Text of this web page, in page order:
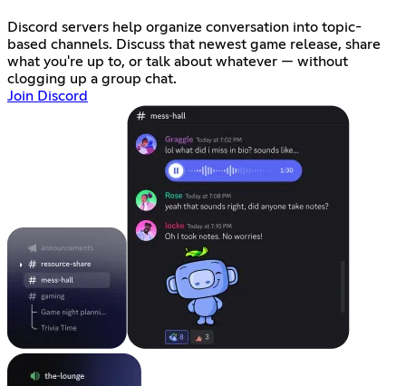
Discord servers help organize conversation into topic-
based channels. Discuss that newest game release, share
what you're up to, or talk about whatever — without
clogging up a group chat.
Join Discord